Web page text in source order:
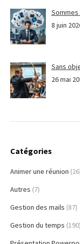
8 juin
Sans
26 mai
Catégories
Animer une réunion
Autres (7)
Gestion des mails (87)
Gestion du temps (190)